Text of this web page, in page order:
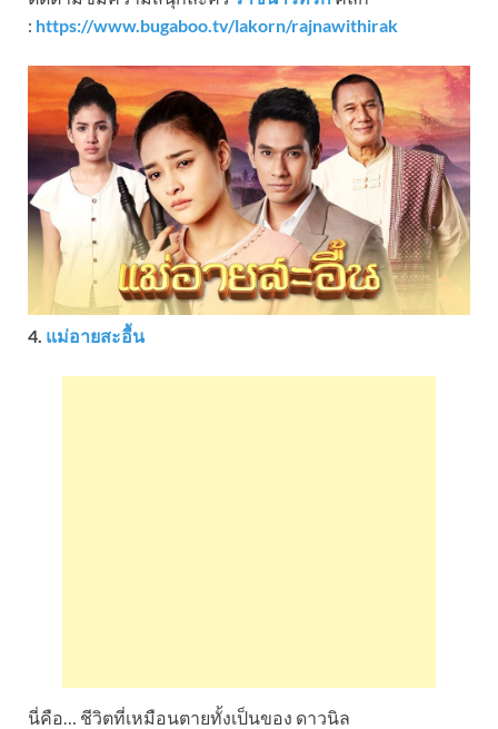
: https://www.bugaboo.tv/lakorn/rajnawithirak
4. แม่อายสะอื้น
นี่คือ… ชีวิตที่เหมือนตายทั้งเป็นของ ดาวนิล